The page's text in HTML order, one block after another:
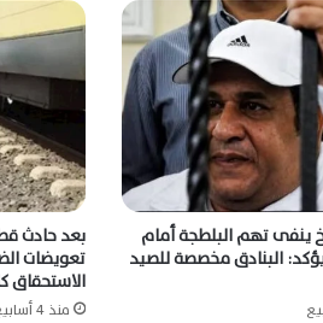
ينفى تهم البلطجة أمام
البنادق مخصصة للصيد
بعد حادث
تعويضات
الاستحقاق
منذ 4 أسابيع